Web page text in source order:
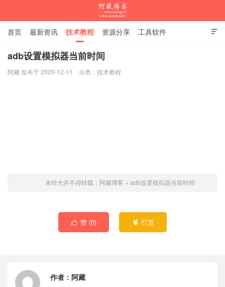

首页 最新资讯 技术教程 资源分享 工具软件
杂谈随笔
adb设置模拟器当前时间
阿藏 发布于 2020-12-11 分类： 技术教程
未经允许不得转载： 阿藏博客 » adb设置模拟器当前时间
 赞 (0)  打赏
作者： 阿藏